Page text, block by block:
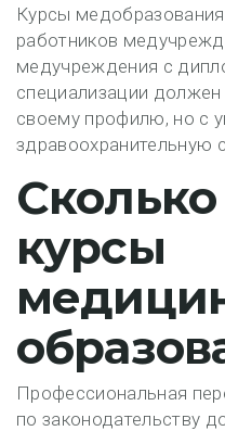
Курсы
работников
медучреждения с
специализации
своему профилю, но с
здравоохранительную
курсы
Профессиональная
по законодательству